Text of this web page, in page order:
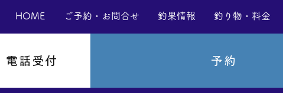
HOME ご予約・お問合せ 釣果情報 釣り物・料金
電話受付 予約